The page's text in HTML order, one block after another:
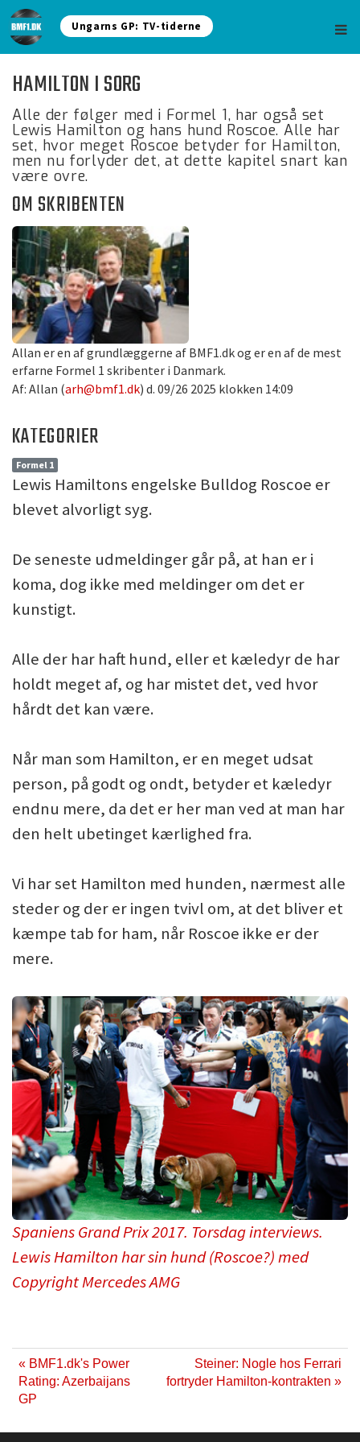
Ungarns GP: TV-tiderne
HAMILTON I SORG
Alle der følger med i Formel 1, har også set
Lewis Hamilton og hans hund Roscoe. Alle har
set, hvor meget Roscoe betyder for Hamilton,
men nu forlyder det, at dette kapitel snart kan
være ovre.
OM SKRIBENTEN
Allan er en af grundlæggerne af BMF1.dk og er en af de mest
erfarne Formel 1 skribenter i Danmark.
Af: Allan (arh@bmf1.dk) d. 09/26 2025 klokken 14:09
KATEGORIER
Formel 1
Lewis Hamiltons engelske Bulldog Roscoe er
blevet alvorligt syg.
De seneste udmeldinger går på, at han er i
koma, dog ikke med meldinger om det er
kunstigt.
Alle der har haft hund, eller et kæledyr de har
holdt meget af, og har mistet det, ved hvor
hårdt det kan være.
Når man som Hamilton, er en meget udsat
person, på godt og ondt, betyder et kæledyr
endnu mere, da det er her man ved at man har
den helt ubetinget kærlighed fra.
Vi har set Hamilton med hunden, nærmest alle
steder og der er ingen tvivl om, at det bliver et
kæmpe tab for ham, når Roscoe ikke er der
mere.
Spaniens Grand Prix 2017. Torsdag interviews.
Lewis Hamilton har sin hund (Roscoe?) med
Copyright Mercedes AMG
« BMF1.dk's Power
Rating: Azerbaijans
GP
Steiner: Nogle hos Ferrari
fortryder Hamilton-kontrakten »